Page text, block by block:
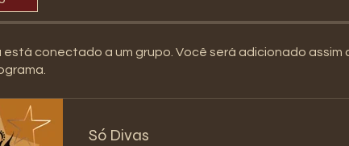
está conectado a um grupo. Você será adicionado assim
Só Divas